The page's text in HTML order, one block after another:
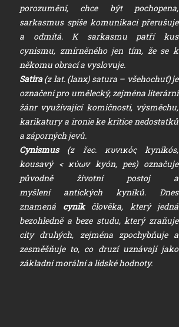
porozumění, chce být pochopena,
sarkasmus spíše komunikaci přerušuje
a odmítá. K sarkasmu patří kus
cynismu, zmírněného jen tím, že se k
někomu obrací a vyslovuje.
Satira(z lat. (lanx) satura – všehochuť) je
označení pro umělecký, zejména literární
žánr využívající komičnosti, výsměchu,
karikatury a ironie ke kritice nedostatků
a záporných jevů.
Cynismus (z řec. κυνικός kynikós,
kousavý < κύων kyón, pes) označuje
původně životní postoj a
myšlení antických kyniků. Dnes
znamená cynikčlověka, který jedná
bezohledně a beze studu, který zraňuje
city druhých, zejména zpochybňuje a
zesměšňuje to, co druzí uznávají jako
základní morální a lidské hodnoty.